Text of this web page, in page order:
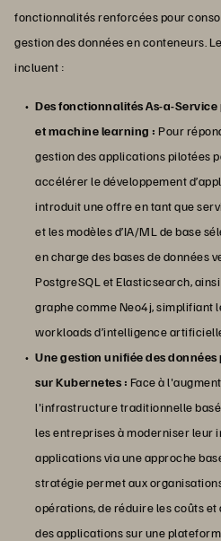
fonctionnalités renforcées pour
gestion des données en conteneurs.
incluent :
Des fonctionnalités As-a-
et machine learning : Pour
gestion des applications pilotées
accélérer le développement
introduit une offre en tant que
et les modèles d’IA/ML de base
en charge des bases de données
PostgreSQL et Elasticsearch,
graphe comme Neo4j, simplifiant
workloads d’intelligence
Une gestion unifiée des
sur Kubernetes : Face à
l'infrastructure traditionnelle
les entreprises à moderniser leur
applications via une approche
stratégie permet aux
opérations, de réduire les coûts
des applications sur une